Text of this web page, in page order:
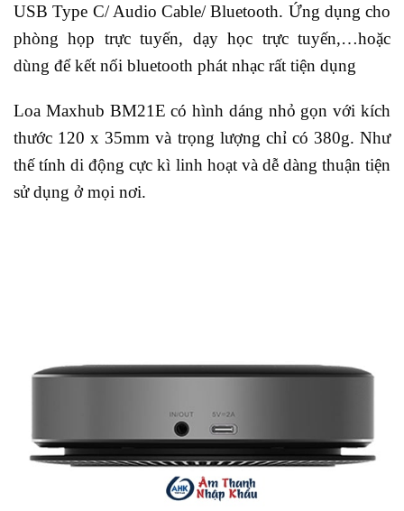
USB Type C/ Audio Cable/ Bluetooth. Ứng dụng cho
phòng họp trực tuyến, dạy học trực tuyến,…hoặc
dùng để kết nối bluetooth phát nhạc rất tiện dụng
Loa Maxhub BM21E có hình dáng nhỏ gọn với kích
thước 120 x 35mm và trọng lượng chỉ có 380g. Như
thế tính di động cực kì linh hoạt và dễ dàng thuận tiện
sử dụng ở mọi nơi.